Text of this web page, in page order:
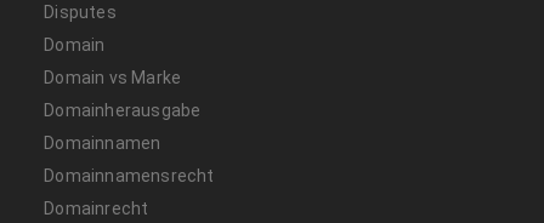
Disputes
Domain
Domain vs Marke
Domainherausgabe
Domainnamen
Domainnamensrecht
Domainrecht